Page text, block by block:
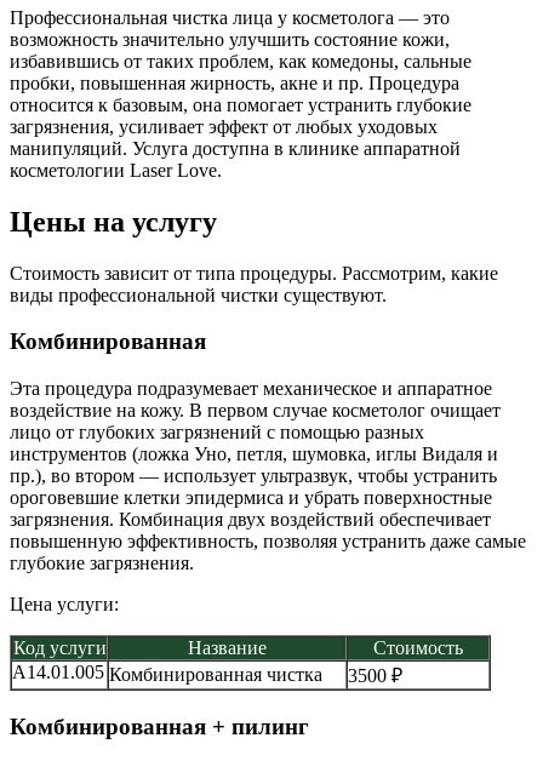
Профессиональная чистка лица у косметолога — это
возможность значительно улучшить состояние кожи,
избавившись от таких проблем, как комедоны, сальные
пробки, повышенная жирность, акне и пр. Процедура
относится к базовым, она помогает устранить глубокие
загрязнения, усиливает эффект от любых уходовых
манипуляций. Услуга доступна в клинике аппаратной
косметологии Laser Love.
Цены на услугу
Стоимость зависит от типа процедуры. Рассмотрим, какие
виды профессиональной чистки существуют.
Комбинированная
Эта процедура подразумевает механическое и аппаратное
воздействие на кожу. В первом случае косметолог очищает
лицо от глубоких загрязнений с помощью разных
инструментов (ложка Уно, петля, шумовка, иглы Видаля и
пр.), во втором — использует ультразвук, чтобы устранить
ороговевшие клетки эпидермиса и убрать поверхностные
загрязнения. Комбинация двух воздействий обеспечивает
повышенную эффективность, позволяя устранить даже самые
глубокие загрязнения.
Цена услуги:
Код услуги Название
Стоимость
A14.01.005 Комбинированная чистка 3500 ₽
Комбинированная + пилинг